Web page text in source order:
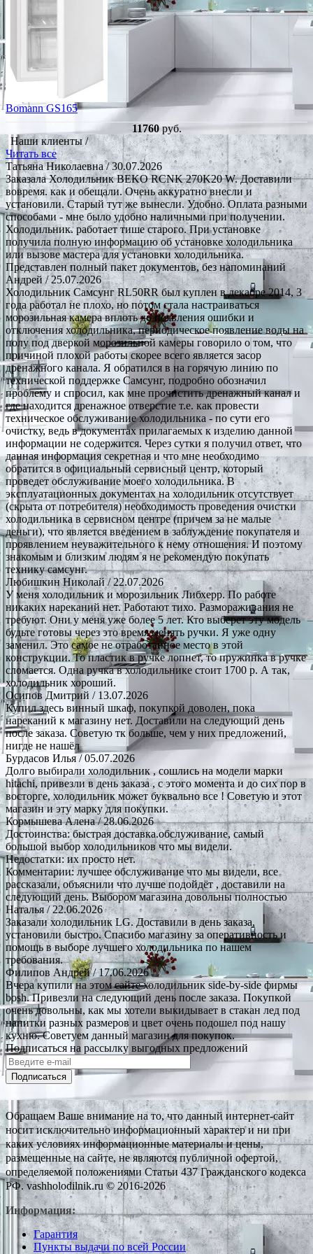
Bomann GS165
11760руб.
Наши клиенты /
Читать все
Татьяна Николаевна/ 30.07.2026
Заказала Холодильник BEKO RCNK 270K20 W. Доставили
вовремя. как и обещали. Очень аккуратно внесли и
установили. Старый тут же вынесли. Удобно. Оплата разными
способами - мне было удобно наличными при получении.
Холодильник. работает тише старого. При установке
получила полную информацию об установке холодильника
или вызове мастера для установки холодильника.
Представлен полный пакет документов, без напоминаний
Андрей / 25.07.2026
Холодильник Самсунг RL50RR был куплен в декабре 2014, 3
года работал не плохо, но потом стала настраиваться
морозильная камера вплоть до появления ошибки и
отключения холодильника, периодическое появление воды на
полу под дверкой морозильной камеры говорило о том, что
причиной плохой работы скорее всего является засор
дренажного канала. Я обратился в на горячую линию по
технической поддержке Самсунг, подробно обозначил
проблему и спросил, как мне прочистить дренажный канал и
где находится дренажное отверстие т.е. как провести
техническое обслуживание холодильника - по сути его
очистку, ведь в документах прилагаемых к изделию данной
информации не содержится. Через сутки я получил ответ, что
данная информация секретная и что мне необходимо
обратится в официальный сервисный центр, который
проведет обслуживание моего холодильника. В
эксплуатационных документах на холодильник отсутствует
(скрыта от потребителя) необходимость проведения очистки
холодильника в сервисном центре (причем за не малые
деньги), что является введением в заблуждение покупателя и
проявлением неуважительного к нему отношения. И поэтому
знакомым и близким людям я не рекомендую покупать
технику самсунг.
Любишкин Николай/ 22.07.2026
У меня холодильник и морозильник Либхерр. По работе
никаких нареканий нет. Работают тихо. Размораживания не
требуют. Они у меня уже более 5 лет. Кто выберет эту модель
будьте готовы через это время менять ручки. Я уже одну
заменил. Это самое не отработанное место в этой
конструкции. То пластик в ручке лопнет, то пружинка в ручке
сломается. Одна ручка в холодильнике стоит 1700 р. А так,
холодильник хороший.
Осипов Дмитрий / 13.07.2026
Купил здесь винный шкаф, покупкой доволен, пока
нареканий к магазину нет. Доставили на следующий день
после заказа. Советую тк больше, чем у них предложений,
нигде не нашёл
Бурдасов Илья / 05.07.2026
Долго выбирали холодильник , сошлись на модели марки
hitachi, привезли в день заказа , с этого момента и до сих пор в
восторге, холодильник может буквально все ! Советую и этот
магазин и эту марку для покупки.
Кормышева Алена/ 28.06.2026
Достоинства: быстрая доставка.обслуживание, самый
большой выбор холодильников что мы видели.
Недостатки: их просто нет.
Комментарии: лучшее обслуживание что мы видели, все
рассказали, объяснили что лучше подойдёт , доставили на
следующий день. Выбором магазина довольны полностью
Наталья/ 22.06.2026
Заказали холодильник LG. Доставили в день заказа,
установили быстро. Спасибо магазину за оперативность и
помощь в выборе лучшего холодильника по нашем
требования.
Филипов Андрей/ 17.06.2026
Вчера купили на этом сайте холодильник side-by-side фирмы
bosh. Привезли на следующий день после заказа. Покупкой
очень довольны, как мы хотели выкидывает в стакан лед под
напитки разных размеров и цвет очень подошел под нашу
кухню. Советуем данный магазин для покупок.
Подписаться на рассылку выгодных предложений
Подписаться
Обращаем Ваше внимание на то, что данный интернет-сайт
носит исключительно информационный характер и ни при
каких условиях информационные материалы и цены,
размещенные на сайте, не являются публичной офертой,
определяемой положениями Статьи 437 Гражданского кодекса
РФ. vashholodilnik.ru © 2016-2026
Информация:
Гарантия
Пункты выдачи по всей России